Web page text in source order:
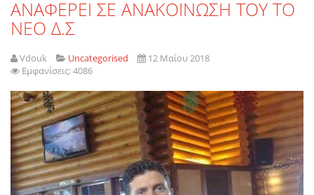
ΑΝΑΦΕΡΕΙ ΣΕ ΑΝΑΚΟΙΝΩΣΗ ΤΟΥ ΤΟ
ΝΕΟ Δ.Σ
Vdouk Uncategorised
12 Μαΐου 2018
Εμφανίσεις: 4086